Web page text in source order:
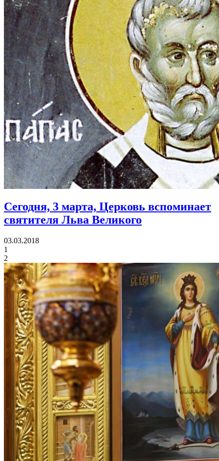
Сегодня, 3 марта, Церковь вспоминает
святителя Льва Великого
03.03.2018
1
2